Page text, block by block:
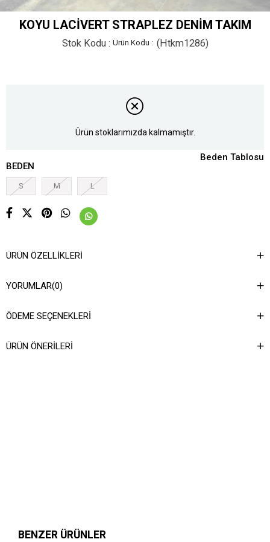
KOYU LACIVERT STRAPLEZ DENIM TAKIM
Stok Kodu (Htkm1286)
Ürün stoklarımızda kalmamıştır.
BEDEN
S M L
Beden Tablosu
ÜRÜN ÖZELLIKLERI
YORUMLAR(0)
ÖDEME SEÇENEKLERI
ÜRÜN ÖNERILERI
BENZER ÜRÜNLER